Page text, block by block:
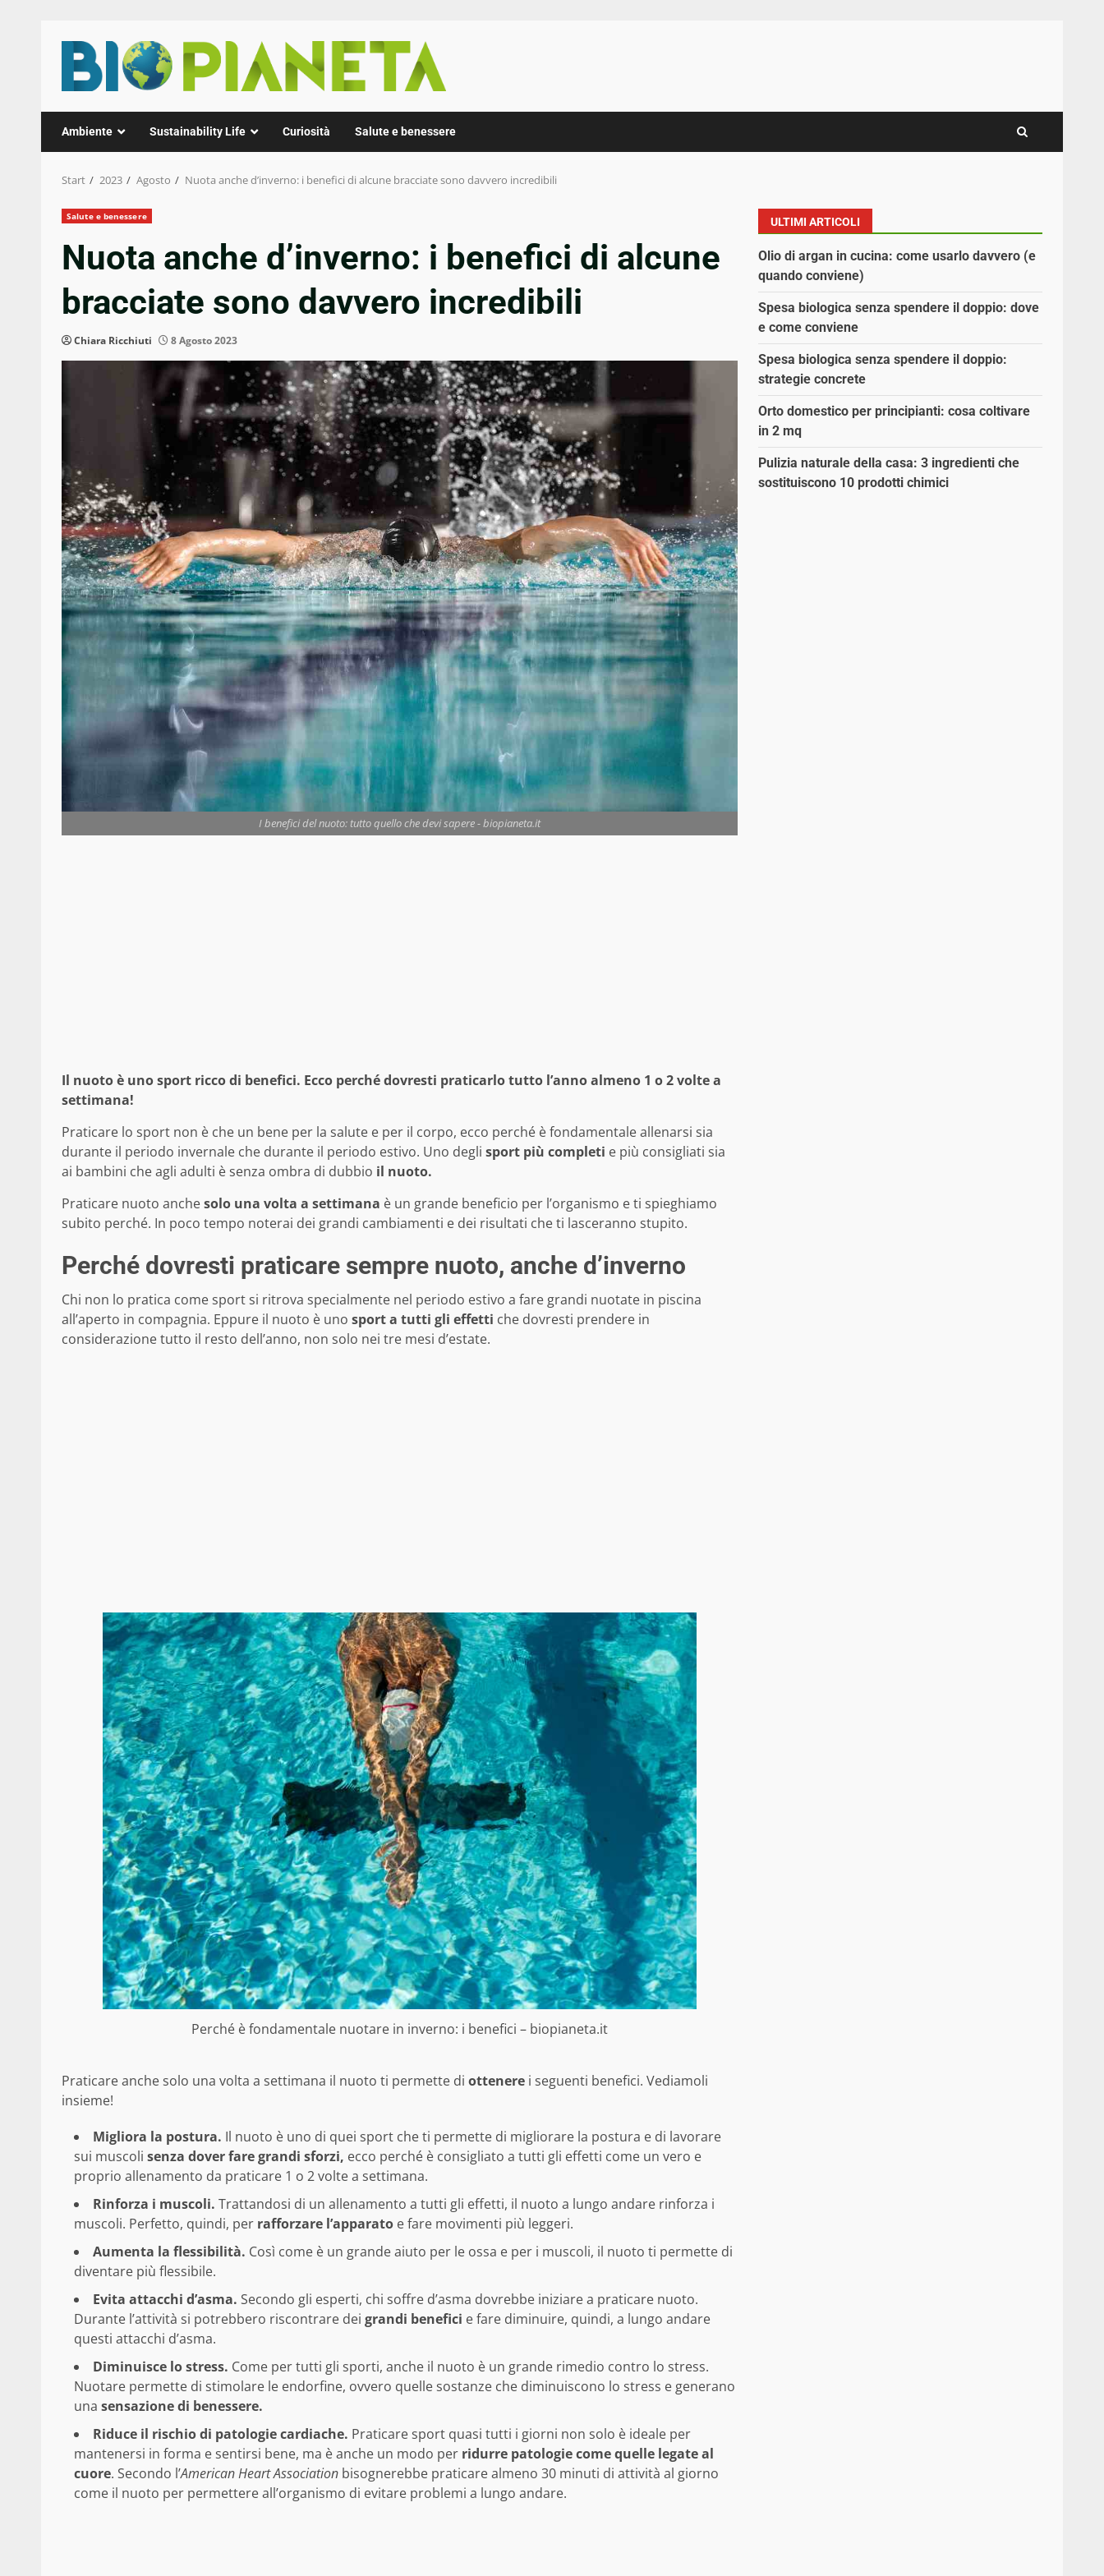
Inhalt
springen
Ambiente Sustainability Life Curiosità Salute e benessere
Start 2023 Agosto Nuota anche d’inverno: i benefici di alcune bracciate sono davvero incredibili
Salute e benessere
Nuota anche d’inverno: i benefici di alcune
bracciate sono davvero incredibili
Chiara Ricchiuti 8 Agosto 2023
I benefici del nuoto: tutto quello che devi sapere - biopianeta.it
Il nuoto è uno sport ricco di benefici. Ecco perché dovresti praticarlo tutto l’anno almeno 1 o 2 volte a
settimana!
Praticare lo sport non è che un bene per la salute e per il corpo, ecco perché è fondamentale allenarsi sia
durante il periodo invernale che durante il periodo estivo. Uno degli sport più completi e più consigliati sia
ai bambini che agli adulti è senza ombra di dubbio il nuoto.
Praticare nuoto anchesolo una volta a settimana è un grande beneficio per l’organismo e ti spieghiamo
subito perché. In poco tempo noterai dei grandi cambiamenti e dei risultati che ti lasceranno stupito.
Perché dovresti praticare sempre nuoto, anche d’inverno
Chi non lo pratica come sport si ritrova specialmente nel periodo estivo a fare grandi nuotate in piscina
all’aperto in compagnia. Eppure il nuoto è uno sport a tutti gli effetti che dovresti prendere in
considerazione tutto il resto dell’anno, non solo nei tre mesi d’estate.
Perché è fondamentale nuotare in inverno: i benefici – biopianeta.it
Praticare anche solo una volta a settimana il nuoto ti permette di ottenere i seguenti benefici. Vediamoli
insieme!
Migliora la postura. Il nuoto è uno di quei sport che ti permette di migliorare la postura e di lavorare
sui muscoli senza dover fare grandi sforzi, ecco perché è consigliato a tutti gli effetti come un vero e
proprio allenamento da praticare 1 o 2 volte a settimana.
Rinforza i muscoli. Trattandosi di un allenamento a tutti gli effetti, il nuoto a lungo andare rinforza i
muscoli. Perfetto, quindi, per rafforzare l’apparato e fare movimenti più leggeri.
Aumenta la flessibilità. Così come è un grande aiuto per le ossa e per i muscoli, il nuoto ti permette di
diventare più flessibile.
Evita attacchi d’asma. Secondo gli esperti, chi soffre d’asma dovrebbe iniziare a praticare nuoto.
Durante l’attività si potrebbero riscontrare dei grandi benefici e fare diminuire, quindi, a lungo andare
questi attacchi d’asma.
Diminuisce lo stress. Come per tutti gli sporti, anche il nuoto è un grande rimedio contro lo stress.
Nuotare permette di stimolare le endorfine, ovvero quelle sostanze che diminuiscono lo stress e generano
una sensazione di benessere.
Riduce il rischio di patologie cardiache. Praticare sport quasi tutti i giorni non solo è ideale per
mantenersi in forma e sentirsi bene, ma è anche un modo per ridurre patologie come quelle legate al
cuore. Secondo l’American Heart Association bisognerebbe praticare almeno 30 minuti di attività al giorno
come il nuoto per permettere all’organismo di evitare problemi a lungo andare.
ULTIMI ARTICOLI
Olio di argan in cucina: come usarlo davvero (e
quando conviene)
Spesa biologica senza spendere il doppio: dove
e come conviene
Spesa biologica senza spendere il doppio:
strategie concrete
Orto domestico per principianti: cosa coltivare
in 2 mq
Pulizia naturale della casa: 3 ingredienti che
sostituiscono 10 prodotti chimici